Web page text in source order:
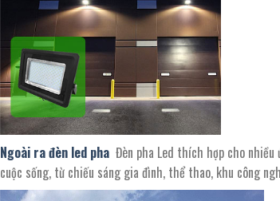
Ngoài ra đèn led phaĐèn pha Led thích hợp cho nhiều
cuộc sống, từ chiếu sáng gia đình, thể thao, khu công